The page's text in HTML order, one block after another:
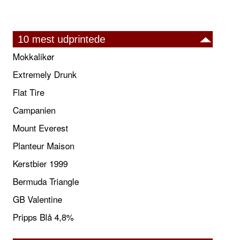
10 mest udprintede
Mokkalikør
Extremely Drunk
Flat Tire
Campanien
Mount Everest
Planteur Maison
Kerstbier 1999
Bermuda Triangle
GB Valentine
Pripps Blå 4,8%